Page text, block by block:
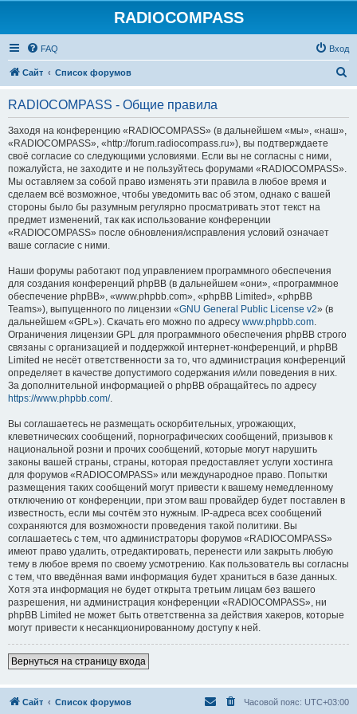
RADIOCOMPASS
FAQ Вход
Сайт Список форумов
RADIOCOMPASS - Общие правила
Заходя на конференцию «RADIOCOMPASS» (в дальнейшем «мы», «наш»,
«RADIOCOMPASS», «http://forum.radiocompass.ru»), вы подтверждаете
своё согласие со следующими условиями. Если вы не согласны с ними,
пожалуйста, не заходите и не пользуйтесь форумами «RADIOCOMPASS».
Мы оставляем за собой право изменять эти правила в любое время и
сделаем всё возможное, чтобы уведомить вас об этом, однако с вашей
стороны было бы разумным регулярно просматривать этот текст на
предмет изменений, так как использование конференции
«RADIOCOMPASS» после обновления/исправления условий означает
ваше согласие с ними.
Наши форумы работают под управлением программного обеспечения
для создания конференций phpBB (в дальнейшем «они», «программное
обеспечение phpBB», «www.phpbb.com», «phpBB Limited», «phpBB
Teams»), выпущенного по лицензии «GNU General Public License v2» (в
дальнейшем «GPL»). Скачать его можно по адресу www.phpbb.com.
Ограничения лицензии GPL для программного обеспечения phpBB строго
связаны с организацией и поддержкой интернет-конференций, и phpBB
Limited не несёт ответственности за то, что администрация конференций
определяет в качестве допустимого содержания и/или поведения в них.
За дополнительной информацией о phpBB обращайтесь по адресу
https://www.phpbb.com/.
Вы соглашаетесь не размещать оскорбительных, угрожающих,
клеветнических сообщений, порнографических сообщений, призывов к
национальной розни и прочих сообщений, которые могут нарушить
законы вашей страны, страны, которая предоставляет услуги хостинга
для форумов «RADIOCOMPASS» или международное право. Попытки
размещения таких сообщений могут привести к вашему немедленному
отключению от конференции, при этом ваш провайдер будет поставлен в
известность, если мы сочтём это нужным. IP-адреса всех сообщений
сохраняются для возможности проведения такой политики. Вы
соглашаетесь с тем, что администраторы форумов «RADIOCOMPASS»
имеют право удалить, отредактировать, перенести или закрыть любую
тему в любое время по своему усмотрению. Как пользователь вы согласны
с тем, что введённая вами информация будет храниться в базе данных.
Хотя эта информация не будет открыта третьим лицам без вашего
разрешения, ни администрация конференции «RADIOCOMPASS», ни
phpBB Limited не может быть ответственна за действия хакеров, которые
могут привести к несанкционированному доступу к ней.
Вернуться на страницу входа
Сайт Список форумов Часовой пояс: UTC+03:00